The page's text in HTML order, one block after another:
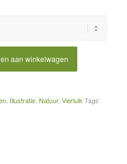
aan winkelwagen
, Illustratie, Natuur, Vierluik Tags: